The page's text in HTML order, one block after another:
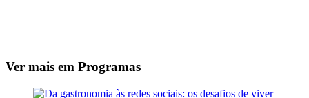
Ver mais em Programas